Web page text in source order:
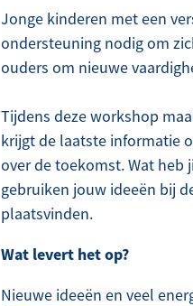
Jonge kinderen met een
ondersteuning nodig om
ouders om nieuwe
Tijdens deze workshop
krijgt de laatste informatie
over de toekomst. Wat heb
gebruiken jouw ideeën bij
plaatsvinden.
Wat levert het op?
Nieuwe ideeën en veel